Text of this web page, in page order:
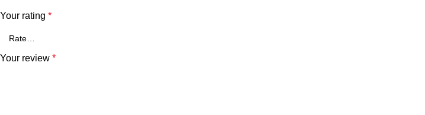
Your rating *
Your review *